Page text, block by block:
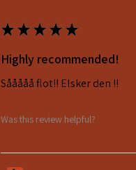
★★★★★
Highly recommended!
Sååååå flot!! Elsker den !!
Was this review helpful?